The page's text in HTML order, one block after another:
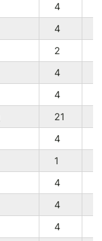
4
4
2
4
4
21
4
1
4
4
4